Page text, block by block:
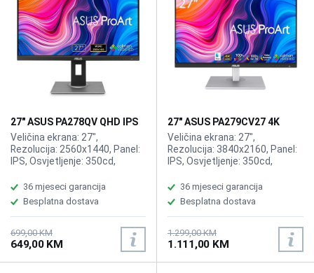
27" ASUS PA278QV QHD IPS
ProArt Display
Veličina ekrana: 27",
Rezolucija: 2560x1440, Panel:
IPS, Osvjetljenje: 350cd,
odziva: 5ms, Priključci:
DP,HDMI,DVI.
36 mjeseci garancija
Besplatna dostava
699,00 KM
649,00 KM
27" ASUS PA279CV27 4K
ProArt Type-C 90W Mac
Compatible Display
Veličina ekrana: 27",
Rezolucija: 3840x2160, Panel:
IPS, Osvjetljenje: 350cd,
odziva: 5ms, Priključci:
DP,HDMI 2.0x2, USB-C x 1 (DP
Alt Mode), USB Hub:4x USB 3.2,
Zvučnici:2x2W
36 mjeseci garancija
Besplatna dostava
1.299,00 KM
1.111,00 KM